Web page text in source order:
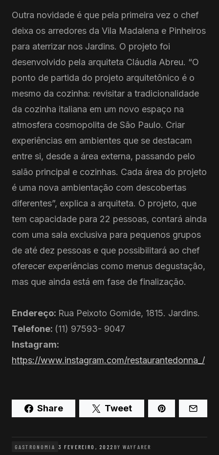
Outra novidade é que pela primeira vez o chef
deixa os arredores da Vila Madalena e Pinheiros
para aterrizar nos Jardins. O projeto foi
desenvolvido pela arquiteta Cláudia Abreu. “O
ponto de partida do projeto arquitetônico é o
mesmo da cozinha: revisitar a tradicionalidade
da cozinha italiana em um novo espaço na
atmosfera cosmopolita de São Paulo. Criar
experiências em ambientes que se destacam
entre si, desde a área externa, passando pelo
salão principal e cozinhas. Cada área do projeto
é uma nova ambientação com descobertas
diferentes”, explica a arquiteta. O projeto, que
tem capacidade para 22 pessoas, contará ainda
com uma sala exclusiva para pequenos grupos
de até dez pessoas e que possibilitará ao chef
oferecer experiências como menus degustação,
mas que ainda está em fase de finalização.
Endereço: Rua Peixoto Gomide, 1815. Jardins.
Telefone: (11) 97593- 9047
Instagram:
https://www.instagram.com/restaurantedonna_/
Share Tweet
GASTRONOMIA 3 FEVEREIRO, 2022 BY WAYFARER